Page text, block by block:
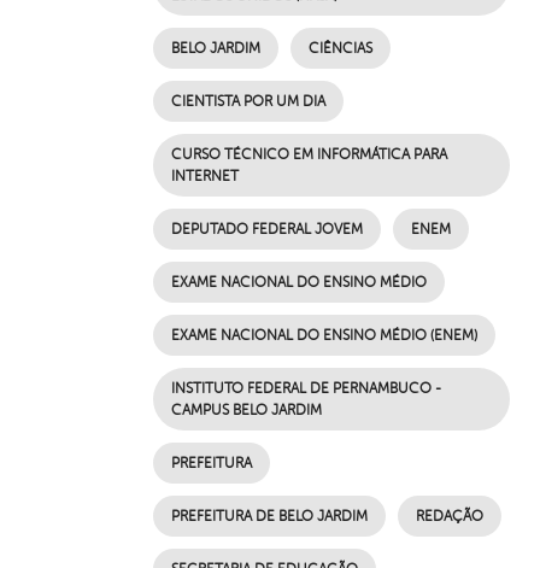
BELO JARDIM CIÊNCIAS
CIENTISTA POR UM DIA
CURSO TÉCNICO EM INFORMÁTICA PARA
INTERNET
DEPUTADO FEDERAL JOVEM ENEM
EXAME NACIONAL DO ENSINO MÉDIO
EXAME NACIONAL DO ENSINO MÉDIO (ENEM)
INSTITUTO FEDERAL DE PERNAMBUCO -
CAMPUS BELO JARDIM
PREFEITURA
PREFEITURA DE BELO JARDIM REDAÇÃO